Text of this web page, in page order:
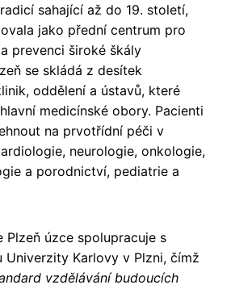
sahající až do 19. století,
jako přední centrum pro
prevenci široké škály
se skládá z desítek
oddělení a ústavů, které
medicínské obory. Pacienti
na prvotřídní péči v
neurologie, onkologie,
a porodnictví, pediatrie a
Plzeň úzce spolupracuje s
Univerzity Karlovy v Plzni, čímž
vzdělávání budoucích